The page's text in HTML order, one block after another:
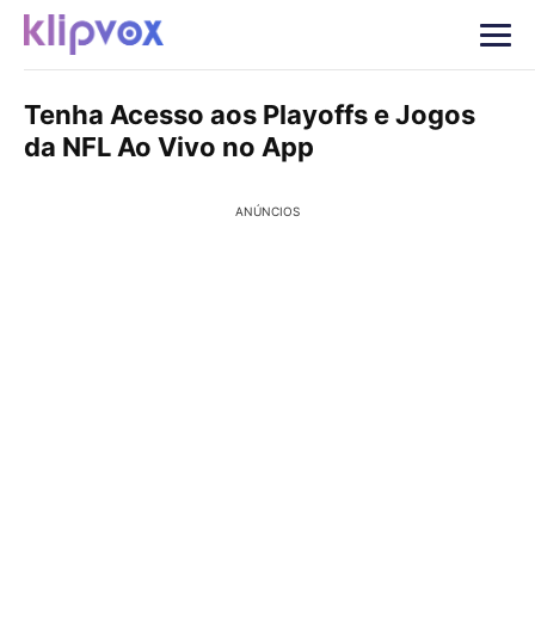
Tenha Acesso aos Playoffs e Jogos
da NFL Ao Vivo no App
ANÚNCIOS